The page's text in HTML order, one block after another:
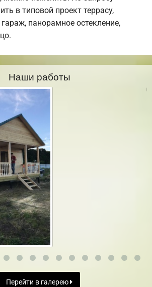
в типовой проект террасу,
панорамное остекление,
Наши работы
Перейти в галерею